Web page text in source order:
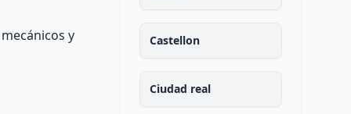
y
Castellon
Ciudad real